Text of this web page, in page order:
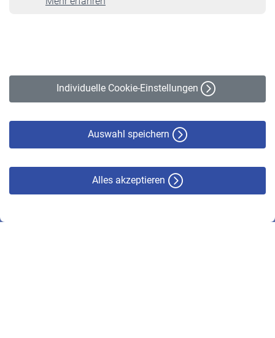
Individuelle Cookie-Einstellungen
Auswahl speichern
Alles akzeptieren
VBLnewsletter
Erklärung zur Barrierefreiheit
© VBL 2026